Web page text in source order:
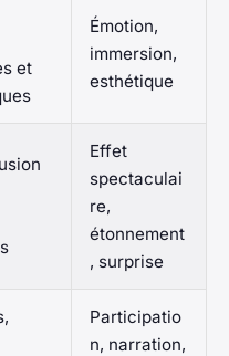
et
Émotion,
immersion,
esthétique
Effet
spectaculai
re,
étonnement
, surprise
Participatio
n, narration,